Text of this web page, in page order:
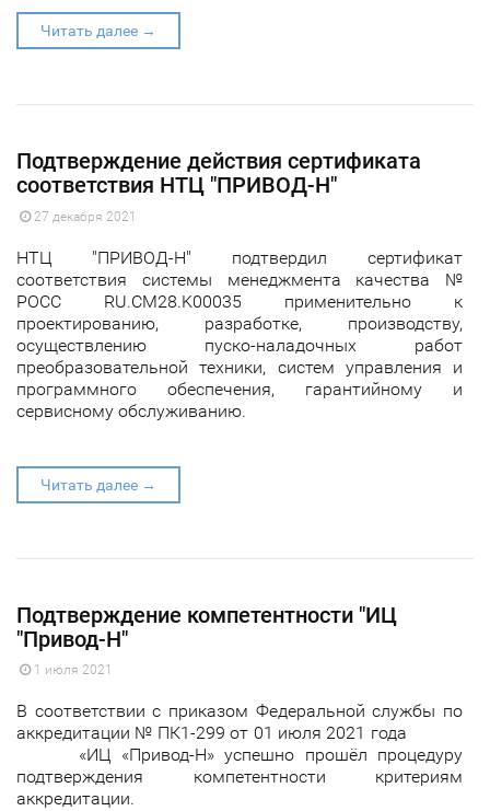
Читать далее →
Подтверждение действия сертификата
соответствия НТЦ "ПРИВОД-Н"
27 декабря 2021
НТЦ "ПРИВОД-Н" подтвердил сертификат
соответствия системы менеджмента качества №
РОСС RU.CM28.K00035 применительно к
проектированию, разработке, производству,
осуществлению пуско-наладочных работ
преобразовательной техники, систем управления и
программного обеспечения, гарантийному и
сервисному обслуживанию.
Читать далее →
Подтверждение компетентности "ИЦ
"Привод-Н"
1 июля 2021
В соответствии с приказом Федеральной службы по
аккредитации № ПК1-299 от 01 июля 2021 года
«ИЦ «Привод-Н» успешно прошёл процедуру
подтверждения компетентности критериям
аккредитации.